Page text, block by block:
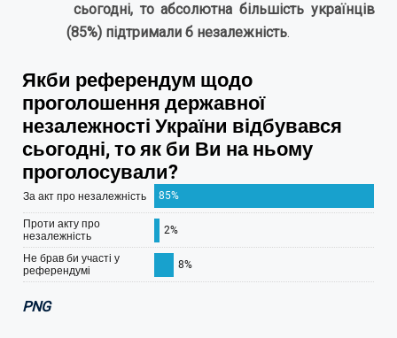
сьогодні, то абсолютна більшість українців
(85%) підтримали б незалежність.
PNG